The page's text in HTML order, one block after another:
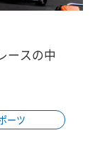
ースの中
ーツ